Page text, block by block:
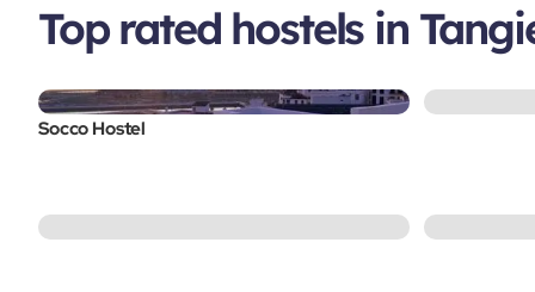
Top rated hostels in
Socco Hostel